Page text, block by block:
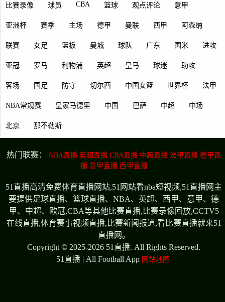
比赛录像 球员 CBA 篮球 观点评论 意甲
亚洲杯 赛季 主场 德甲 曼联 西甲 阿森纳
联赛 女足 篮板 曼城 球队 广东 国米 进攻
亚冠 罗马 利物浦 英超 皇马 球迷 助攻
客场 国足 防守 切尔西 中国女篮 世界杯 法甲
NBA常规赛 皇家马德里 中国 巴萨 中超 中场
北京 那不勒斯
热门联赛： NBA直播 英超直播 CBA直播 中超直播 法甲直播 德甲直
播 意甲直播 西甲直播
51直播高清免费体育直播网站,51网站看nba短视频,51直播网主
要提供足球直播、篮球直播、NBA、英超、西甲、意甲、德
甲、中超、欧冠,CBA等其他比赛直播,比赛录像回放,CCTV5
在线直播,体育赛事视频直播,比赛新闻报道,看比赛直播就来51
直播网。
Copyright © 2025-2026 51直播. All Rights Reserved.
51直播 | All Football App 网站地图